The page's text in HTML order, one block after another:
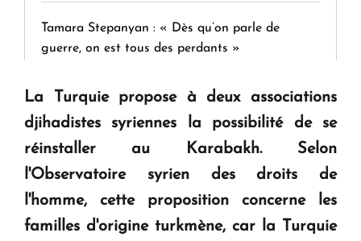
Tamara Stepanyan : « Dès qu’on parle de
guerre, on est tous des perdants »
" Tant qu'il n'existe pas d'alternative concrète, la
question d'un référendum ne se pose pas. "
KASA : 30 ans d'audace, de résilience et d'avenir
en Arménie
La Turquie propose à deux associations
djihadistes syriennes la possibilité de se
réinstaller au Karabakh. Selon
l'Observatoire syrien des droits de
l'homme, cette proposition concerne les
familles d'origine turkmène, car la Turquie